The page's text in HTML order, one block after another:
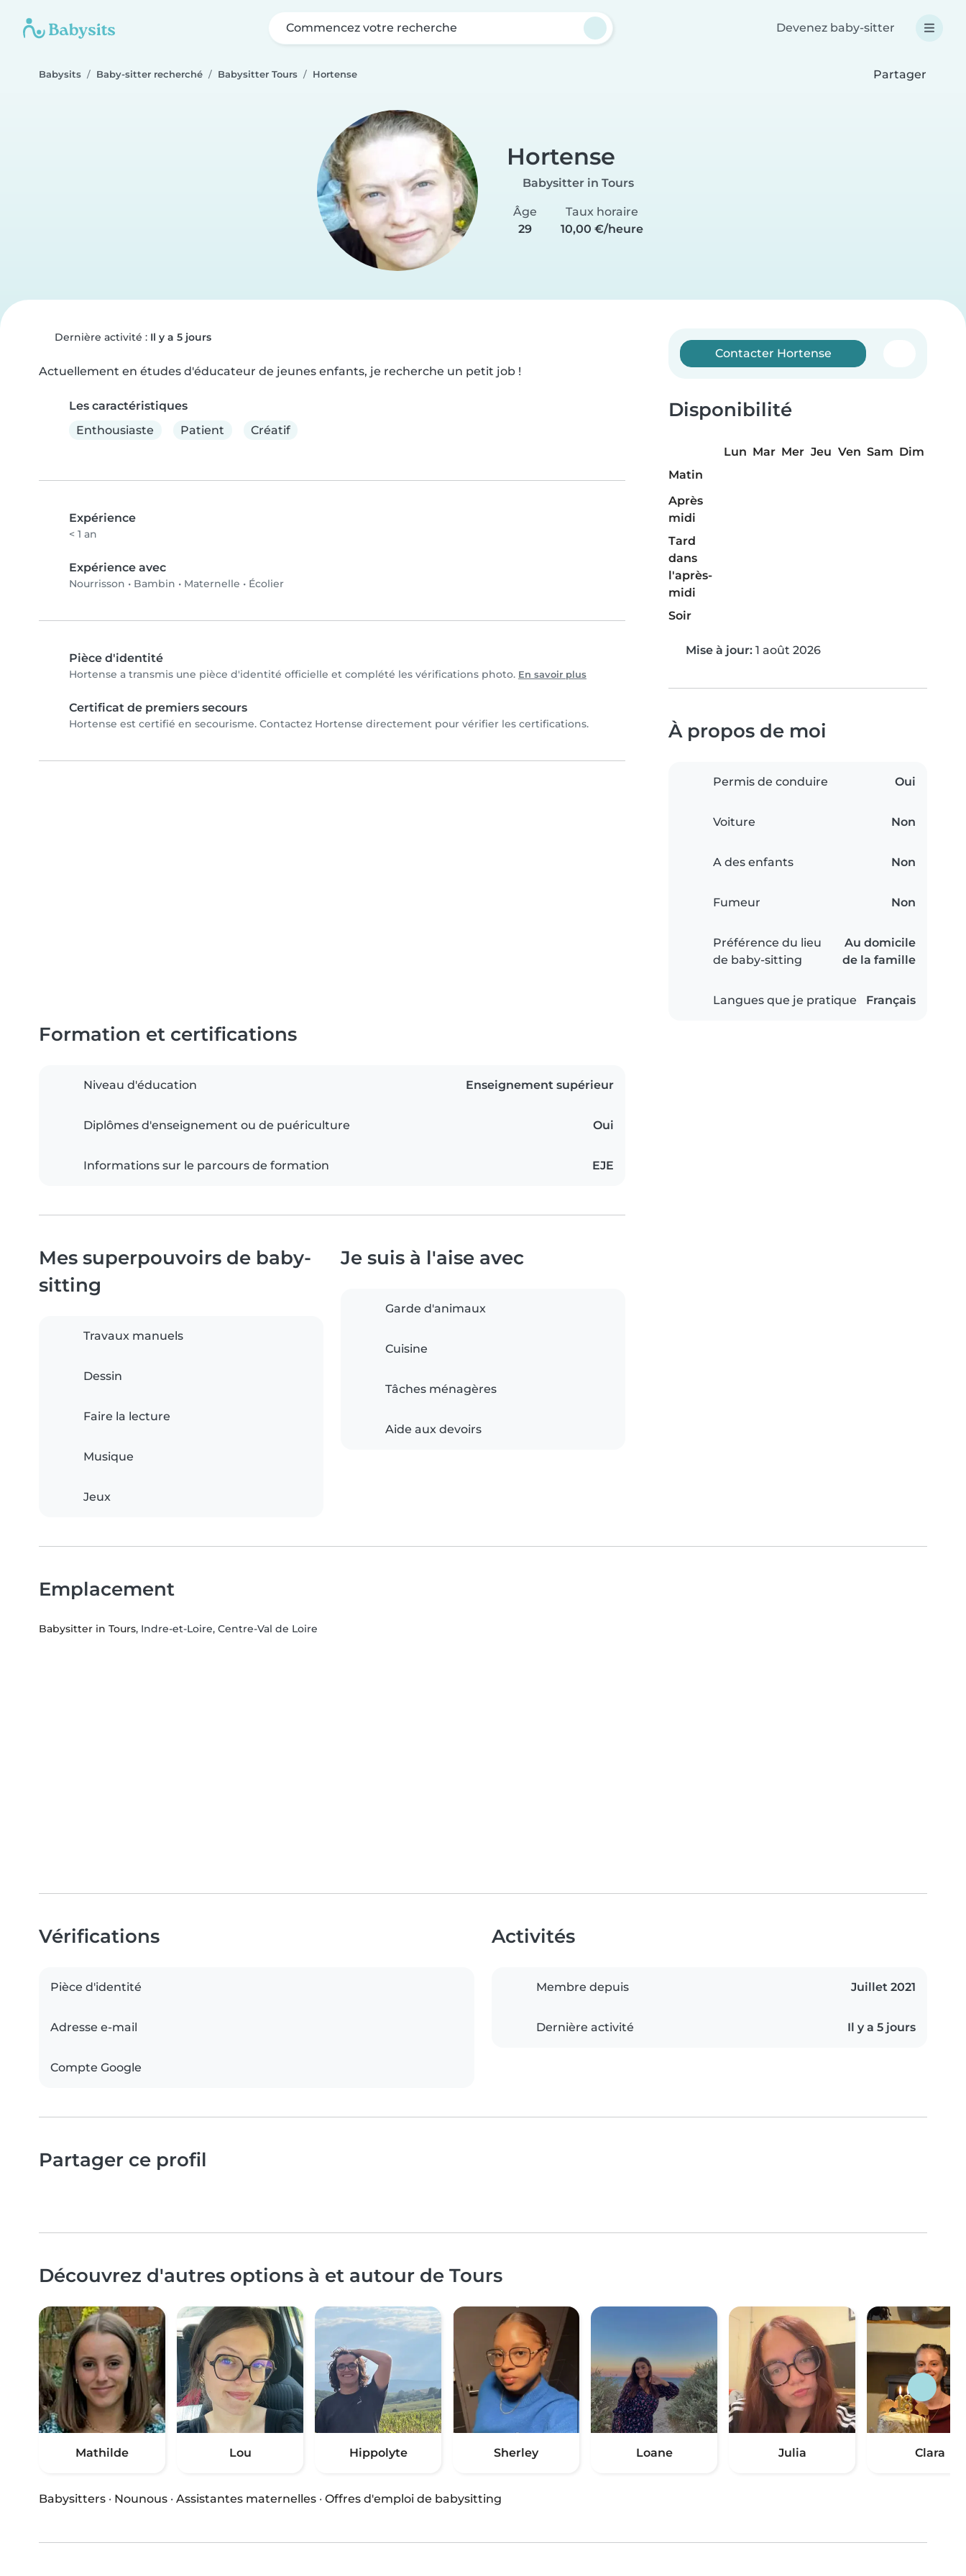
Commencez votre recherche Devenez baby-sitter
Babysits Baby-sitter recherché Babysitter Tours Hortense Partager
Hortense
Babysitter in Tours
Âge
29
Taux horaire
10,00 €/heure
Dernière activité : Il y a 5 jours
Actuellement en études d'éducateur de jeunes enfants, je recherche un petit job !
Les caractéristiques
Enthousiaste
Patient Créatif
Expérience
< 1 an
Expérience avec
Nourrisson • Bambin • Maternelle • Écolier
Pièce d'identité
Hortense a transmis une pièce d'identité officielle et complété les vérifications photo. En savoir plus
Certificat de premiers secours
Hortense est certifié en secourisme. Contactez Hortense directement pour vérifier les certifications.
Contacter Hortense
Disponibilité
Lun Mar Mer Jeu Ven Sam Dim
Matin
Après
midi
Tard
dans
l'après-
midi
Soir
Mise à jour: 1 août 2026
À propos de moi
Permis de conduire Oui
Voiture Non
A des enfants Non
Fumeur Non
Préférence du lieu
de baby-sitting
Au domicile
de la famille
Langues que je pratique Français
Formation et certifications
Niveau d'éducation Enseignement supérieur
Diplômes d'enseignement ou de puériculture Oui
Informations sur le parcours de formation EJE
Mes superpouvoirs de baby-
sitting
Travaux manuels
Dessin
Faire la lecture
Musique
Jeux
Je suis à l'aise avec
Garde d'animaux
Cuisine
Tâches ménagères
Aide aux devoirs
Emplacement
Babysitter in Tours, Indre-et-Loire, Centre-Val de Loire
Vérifications
Pièce d'identité
Adresse e-mail
Compte Google
Activités
Membre depuis Juillet 2021
Dernière activité Il y a 5 jours
Partager ce profil
Découvrez d'autres options à et autour de Tours
Mathilde Lou Hippolyte Sherley Loane Julia Clara
Babysitters · Nounous · Assistantes maternelles · Offres d'emploi de babysitting